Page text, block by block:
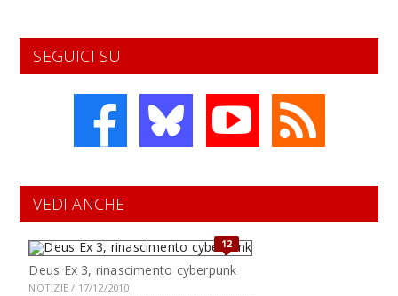
SEGUICI SU
VEDI ANCHE
12
Deus Ex 3, rinascimento cyberpunk
NOTIZIE / 17/12/2010